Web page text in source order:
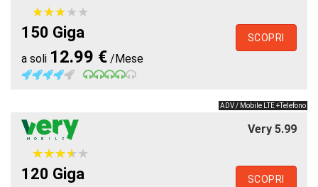
★★★★★
★★★★★
150 Giga
a soli 12.99 € /Mese
SCOPRI
ADV / Mobile LTE +Telefono
Very 5.99
★★★★★
★★★★★
120 Giga SCOPRI